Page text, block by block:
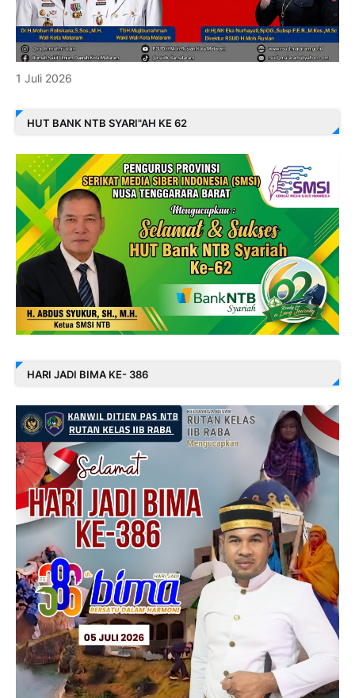
1 Juli 2026
HUT BANK NTB SYARI"AH KE 62
HARI JADI BIMA KE- 386